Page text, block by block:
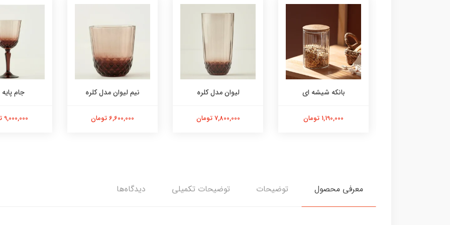
بانکه شیشه ای
1,190,000 تومان
لیوان مدل کلره
7,800,000 تومان
نیم لیوان مدل کلره
6,600,000 تومان
جام پایه
9,000,000 تومان
معرفی محصول توضیحات توضیحات تکمیلی دیدگاه‌ها